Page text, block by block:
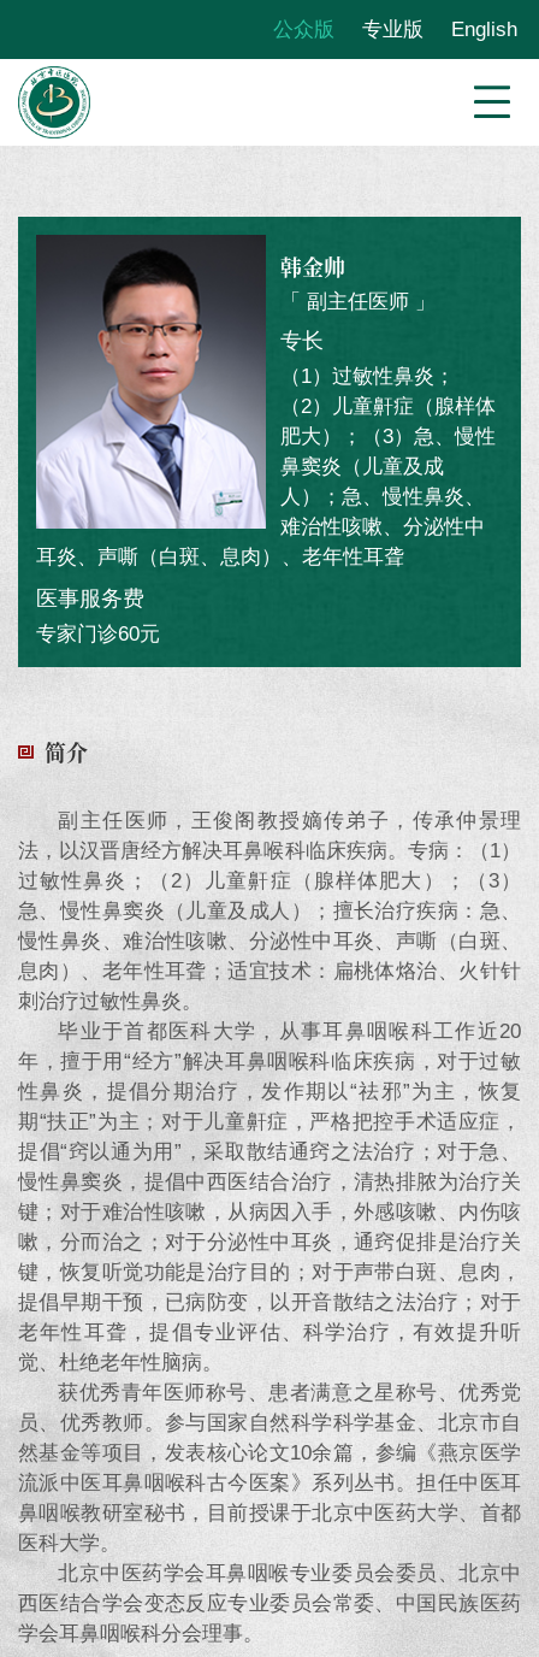
公众版 专业版 English
韩金帅
「 副主任医师 」
专长
（1）过敏性鼻炎；
（2）儿童鼾症（腺样体
肥大）；（3）急、慢性
鼻窦炎（儿童及成
人）；急、慢性鼻炎、
难治性咳嗽、分泌性中
耳炎、声嘶（白斑、息肉）、老年性耳聋
医事服务费
专家门诊60元
简介
副主任医师，王俊阁教授嫡传弟子，传承仲景理
法，以汉晋唐经方解决耳鼻喉科临床疾病。专病：（1）
过敏性鼻炎；（2）儿童鼾症（腺样体肥大）；（3）
急、慢性鼻窦炎（儿童及成人）；擅长治疗疾病：急、
慢性鼻炎、难治性咳嗽、分泌性中耳炎、声嘶（白斑、
息肉）、老年性耳聋；适宜技术：扁桃体烙治、火针针
刺治疗过敏性鼻炎。
毕业于首都医科大学，从事耳鼻咽喉科工作近20
年，擅于用“经方”解决耳鼻咽喉科临床疾病，对于过敏
性鼻炎，提倡分期治疗，发作期以“祛邪”为主，恢复
期“扶正”为主；对于儿童鼾症，严格把控手术适应症，
提倡“窍以通为用”，采取散结通窍之法治疗；对于急、
慢性鼻窦炎，提倡中西医结合治疗，清热排脓为治疗关
键；对于难治性咳嗽，从病因入手，外感咳嗽、内伤咳
嗽，分而治之；对于分泌性中耳炎，通窍促排是治疗关
键，恢复听觉功能是治疗目的；对于声带白斑、息肉，
提倡早期干预，已病防变，以开音散结之法治疗；对于
老年性耳聋，提倡专业评估、科学治疗，有效提升听
觉、杜绝老年性脑病。
获优秀青年医师称号、患者满意之星称号、优秀党
员、优秀教师。参与国家自然科学科学基金、北京市自
然基金等项目，发表核心论文10余篇，参编《燕京医学
流派中医耳鼻咽喉科古今医案》系列丛书。担任中医耳
鼻咽喉教研室秘书，目前授课于北京中医药大学、首都
医科大学。
北京中医药学会耳鼻咽喉专业委员会委员、北京中
西医结合学会变态反应专业委员会常委、 中国民族医药
学会耳鼻咽喉科分会理事。